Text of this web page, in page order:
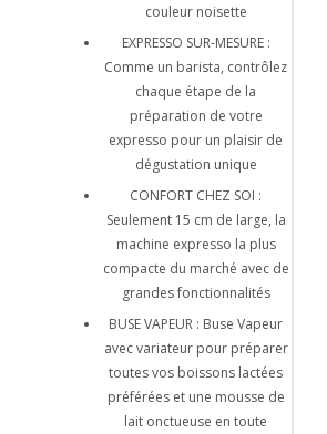
couleur noisette
EXPRESSO SUR-MESURE :
Comme un barista, contrôlez
chaque étape de la
préparation de votre
expresso pour un plaisir de
dégustation unique
CONFORT CHEZ SOI :
Seulement 15 cm de large, la
machine expresso la plus
compacte du marché avec de
grandes fonctionnalités
BUSE VAPEUR : Buse Vapeur
avec variateur pour préparer
toutes vos boissons lactées
préférées et une mousse de
lait onctueuse en toute